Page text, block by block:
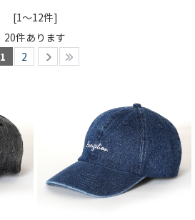
[1～12件]
20件あります
1
2